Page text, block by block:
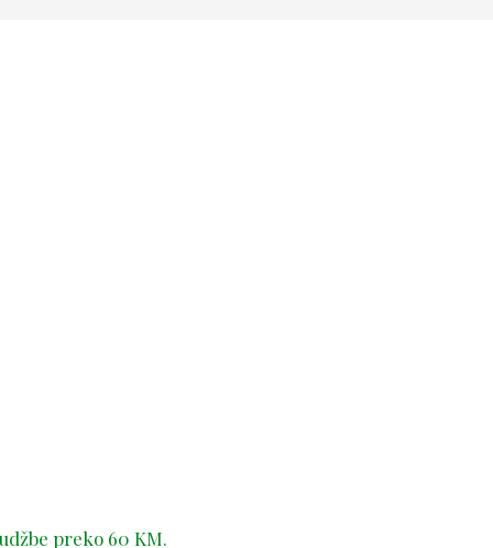
preko 60 KM.